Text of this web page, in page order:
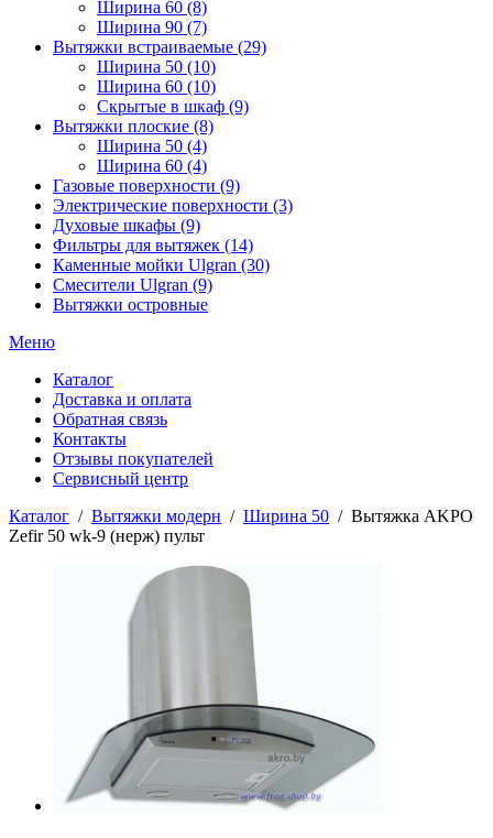
Ширина 60 (8)
Ширина 90 (7)
Вытяжки встраиваемые (29)
Ширина 50 (10)
Ширина 60 (10)
Скрытые в шкаф (9)
Вытяжки плоские (8)
Ширина 50 (4)
Ширина 60 (4)
Газовые поверхности (9)
Электрические поверхности (3)
Духовые шкафы (9)
Фильтры для вытяжек (14)
Каменные мойки Ulgran (30)
Смесители Ulgran (9)
Вытяжки островные
Меню
Каталог
Доставка и оплата
Обратная связь
Контакты
Отзывы покупателей
Сервисный центр
Каталог / Вытяжки модерн / Ширина 50 / Вытяжка AKPO
Zefir 50 wk-9 (нерж) пульт